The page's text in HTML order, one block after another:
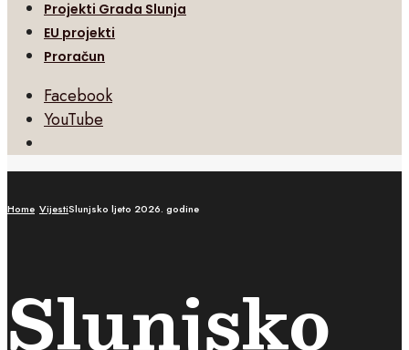
Projekti Grada Slunja
EU projekti
Proračun
Facebook
YouTube
Search
Home VijestiSlunjsko ljeto 2026. godine
Slunjsko